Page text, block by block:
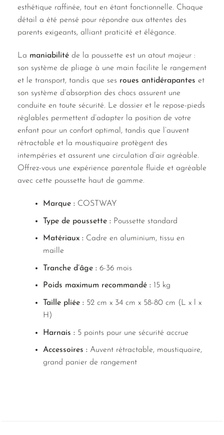
esthétique raffinée, tout en étant fonctionnelle. Chaque
détail a été pensé pour répondre aux attentes des
parents exigeants, alliant praticité et élégance.
La maniabilité de la poussette est un atout majeur :
son système de pliage à une main facilite le rangement
et le transport, tandis que ses roues antidérapantes et
son système d’absorption des chocs assurent une
conduite en toute sécurité. Le dossier et le repose-pieds
réglables permettent d’adapter la position de votre
enfant pour un confort optimal, tandis que l’auvent
rétractable et la moustiquaire protègent des
intempéries et assurent une circulation d’air agréable.
Offrez-vous une expérience parentale fluide et agréable
avec cette poussette haut de gamme.
Marque :COSTWAY
Type de poussette :Poussette standard
Matériaux :Cadre en aluminium, tissu en
maille
Tranche d’âge :6-36 mois
Poids maximum recommandé :15 kg
Taille pliée :52 cm x 34 cm x 58-80 cm (L x l x
H)
Harnais :5 points pour une sécurité accrue
Accessoires :Auvent rétractable, moustiquaire,
grand panier de rangement